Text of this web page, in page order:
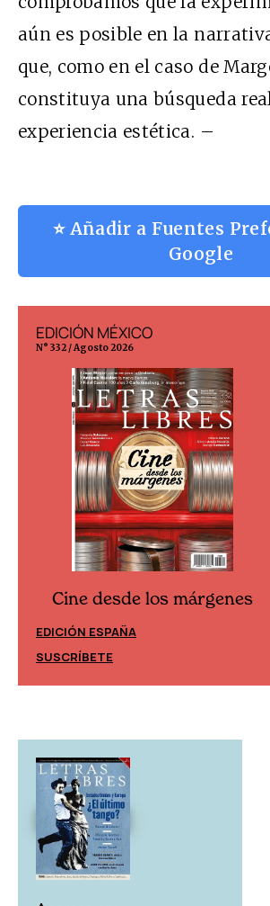
aún es posible en la
que, como en el caso de
constituya una búsqueda
experiencia estética. –
⭐ Añadir a Fuentes
Google
EDICIÓN MÉXICO
N° 332 / Agosto 2026
Cine desde los márgenes
EDICIÓN ESPAÑA
SUSCRÍBETE